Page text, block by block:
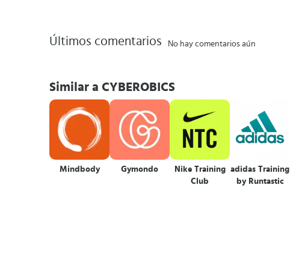
Últimos comentarios No hay comentarios aún
Similar a CYBEROBICS
Mindbody Gymondo
Nike Training
Club
adidas Training
by Runtastic